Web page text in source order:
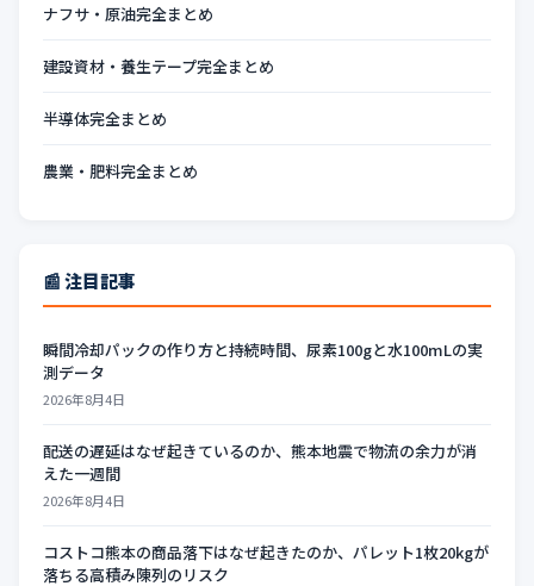
ナフサ・原油完全まとめ
建設資材・養生テープ完全まとめ
半導体完全まとめ
農業・肥料完全まとめ
📰 注目記事
瞬間冷却パックの作り方と持続時間、尿素100gと水100mLの実
測データ
2026年8月4日
配送の遅延はなぜ起きているのか、熊本地震で物流の余力が消
えた一週間
2026年8月4日
コストコ熊本の商品落下はなぜ起きたのか、パレット1枚20kgが
落ちる高積み陳列のリスク